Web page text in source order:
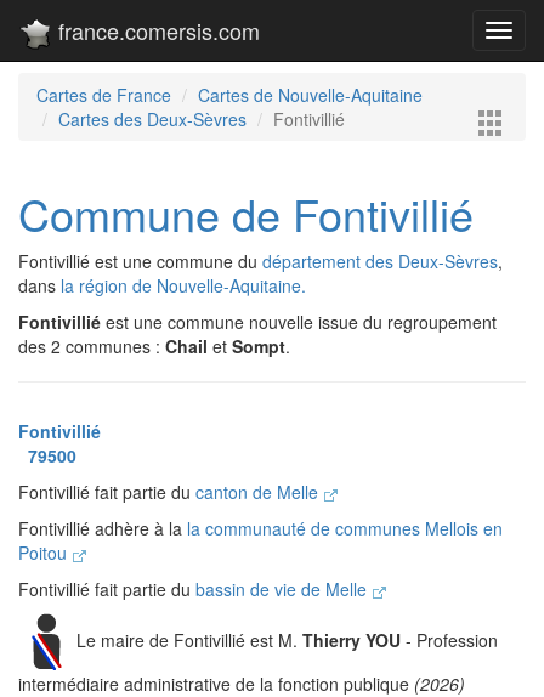
france.comersis.com
Cartes de France
Cartes de Nouvelle-Aquitaine
Cartes des Deux-Sèvres
Fontivillié
Commune de Fontivillié
Fontivillié est une commune du département des Deux-Sèvres,
dans la région de Nouvelle-Aquitaine.
Fontivillié est une commune nouvelle issue du regroupement
des 2 communes : Chail et Sompt.
Fontivillié
79500
Fontivillié fait partie du canton de Melle
Fontivillié adhère à la la communauté de communes Mellois en
Poitou
Fontivillié fait partie du bassin de vie de Melle
Le maire de Fontivillié est M. Thierry YOU - Profession
intermédiaire administrative de la fonction publique (2026)